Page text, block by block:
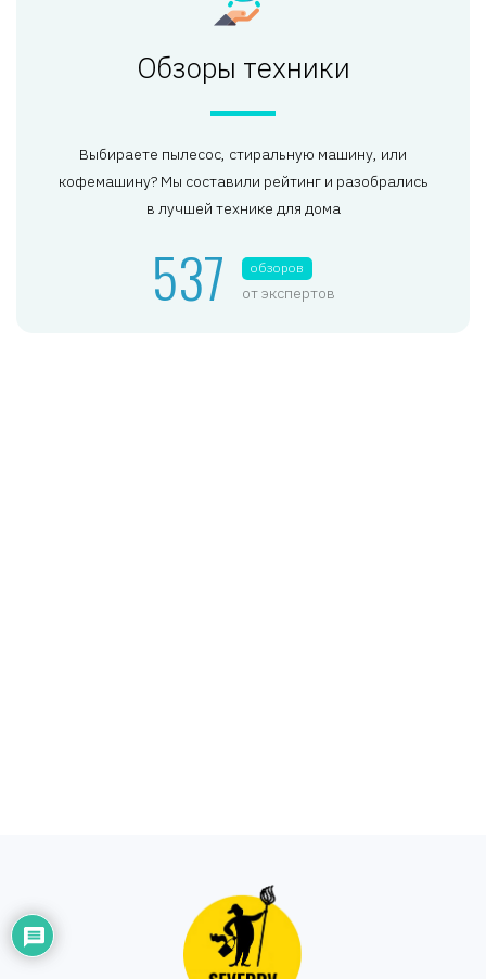
Обзоры техники
Выбираете пылесос, стиральную машину, или
кофемашину? Мы составили рейтинг и разобрались
в лучшей технике для дома
537 обзоров
от экспертов